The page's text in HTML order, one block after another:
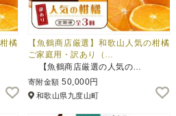
橘
【魚鶴商店厳選】和歌山人気の柑橘
ご家庭用・訳あり（…
【魚鶴商店厳選の人気の…
寄附金額 50,000円
和歌山県九度山町